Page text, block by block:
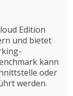
Edition
und bietet
kann
oder
werden.